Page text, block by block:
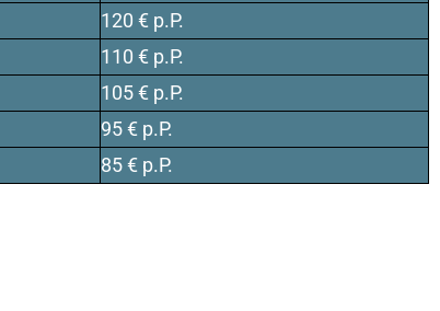
120 € p.P.
110 € p.P.
105 € p.P.
95 € p.P.
85 € p.P.